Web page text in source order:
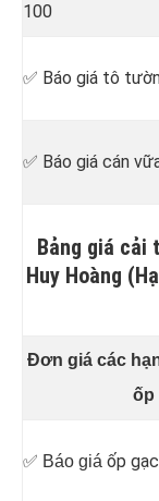
100
✅ Báo giá tô
✅ Báo giá cán
Bảng giá cải
Huy Hoàng
Đơn giá các
ốp
✅ Báo giá ốp